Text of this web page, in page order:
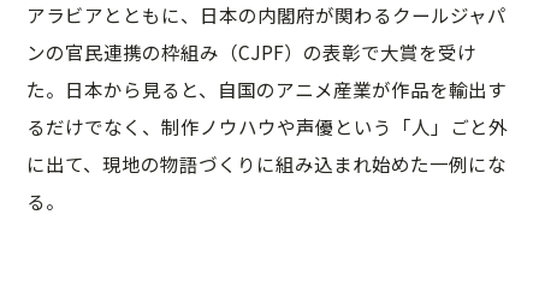
アラビアとともに、日本の内閣府が関わるクールジャパ
ンの官民連携の枠組み（CJPF）の表彰で大賞を受け
た。日本から見ると、自国のアニメ産業が作品を輸出す
るだけでなく、制作ノウハウや声優という「人」ごと外
に出て、現地の物語づくりに組み込まれ始めた一例にな
る。